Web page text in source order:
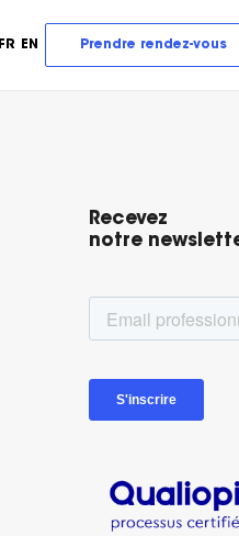
FR EN Prendre rendez-vous
Recevez
notre